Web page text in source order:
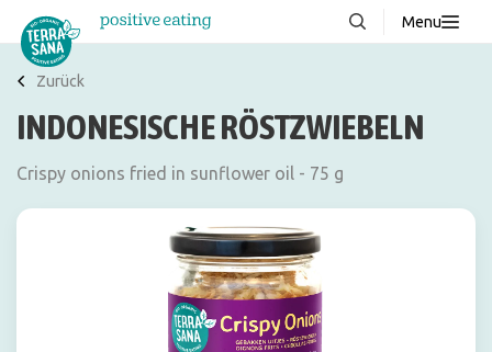
Menu
Über uns
Wissenswertes
Zurück
INDONESISCHE RÖSTZWIEBELN
Crispy onions fried in sunflower oil - 75 g